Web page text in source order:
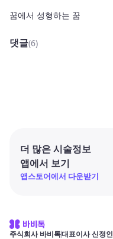
꿈에서 성형하는 꿈
댓글(6)
더 많은 시술정보
앱에서 보기
앱스토어에서 다운받기
주식회사 바비톡대표이사 신정인